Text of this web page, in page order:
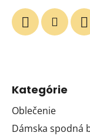
Kategórie
Oblečenie
Dámska spodná